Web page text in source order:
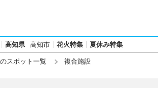
高知県 高知市 花火特集 夏休み特集
スポット一覧 複合施設